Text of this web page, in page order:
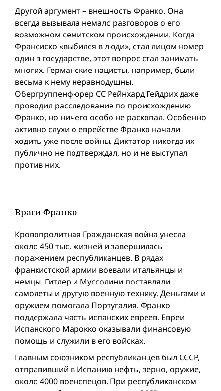
Другой аргумент – внешность Франко. Она
всегда вызывала немало разговоров о его
возможном семитском происхождении. Когда
Франсиско «выбился в люди», стал лицом номер
один в государстве, этот вопрос стал занимать
многих. Германские нацисты, например, были
весьма к нему неравнодушны.
Обергруппенфюрер СС Рейнхард Гейдрих даже
проводил расследование по происхождению
Франко, но ничего особо не раскопал. Особенно
активно слухи о еврействе Франко начали
ходить уже после вой­ны. Диктатор никогда их
публично не подтверждал, но и не выступал
против них.
Враги Франко
Кровопролитная Гражданская вой­на унесла
около 450 тыс. жизней и завершилась
поражением республиканцев. В рядах
франкистской армии воевали итальянцы и
немцы. Гитлер и Муссолини поставляли
самолеты и другую военную технику. Деньгами и
оружием помогала Португалия. Франко
поддержала часть испанских евреев. Евреи
Испанского Марокко оказывали финансовую
помощь и служили в его войсках.
Главным союзником республиканцев был СССР,
отправивший в Испанию нефть, зерно, оружие,
около 4000 военспецов. При республиканском